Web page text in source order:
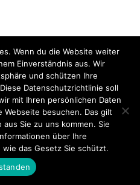
Wenn du die Website weiter
Einverständnis aus. Wir
und schützen Ihre
Datenschutzrichtlinie soll
mit Ihren persönlichen Daten
Webseite besuchen. Das gilt
Sie zu uns kommen. Sie
über Ihre
das Gesetz Sie schützt.